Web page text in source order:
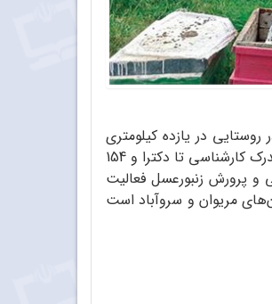
در یازده کیلومتری
مریوان قرارگرفته‌اند. این هنرستان در سال ۱۳۸۱ در زمینی به مساحت پنج هکتار احداث ‌شد و اکنون با 20 نیروی متخصص در زمینه کشاورزی، با مدرک کارشناسی تا دکترا و 154
و پرورش زنبورعسل فعالیت
مریوان و سروآباد است